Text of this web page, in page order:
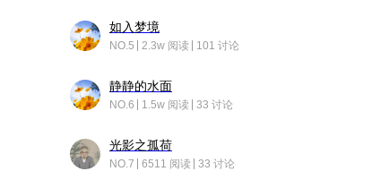
如入梦境
NO.5 2.3w 阅读 101 讨论
静静的水面
NO.6 1.5w 阅读 33 讨论
光影之孤荷
NO.7 6511 阅读 33 讨论